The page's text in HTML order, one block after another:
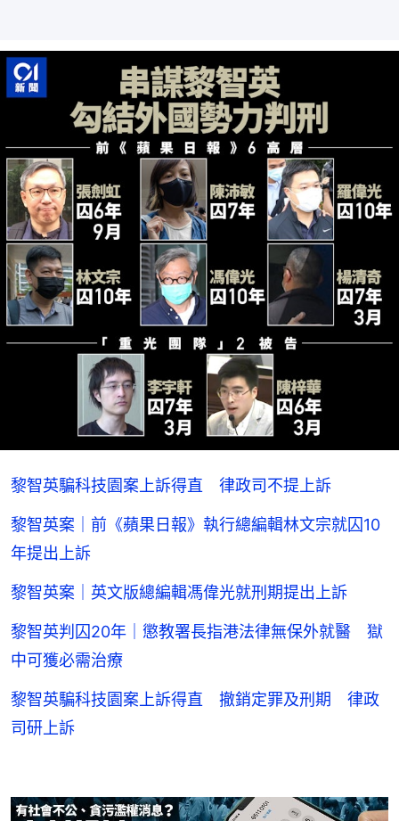
黎智英騙科技園案上訴得直 律政司不提上訴
黎智英案｜前《蘋果日報》執行總編輯林文宗就囚10
年提出上訴
黎智英案｜英文版總編輯馮偉光就刑期提出上訴
黎智英判囚20年｜懲教署長指港法律無保外就醫 獄
中可獲必需治療
黎智英騙科技園案上訴得直 撤銷定罪及刑期 律政
司研上訴